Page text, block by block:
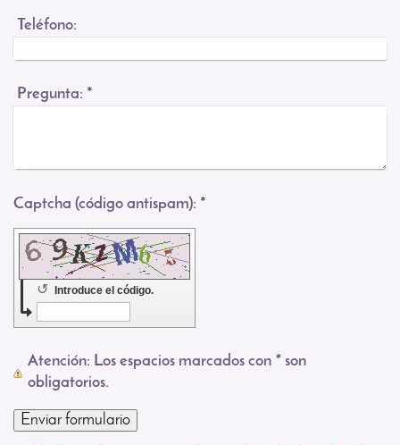
Teléfono:
Pregunta: *
Captcha (código antispam): *
Introduce el código.
↺
Atención : Los espacios marcados con * son
obligatorios.